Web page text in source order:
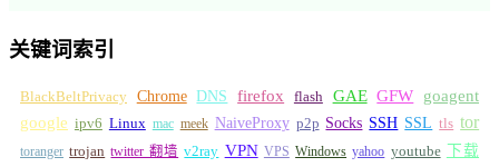
关键词索引
BlackBeltPrivacy Chrome DNS firefox flash GAE GFW
goagent
google ipv6 Linux mac meek NaiveProxy p2p Socks SSH SSL tls tor
toranger trojan twitter 翻墙 v2ray VPN VPS Windows yahoo youtube 下载